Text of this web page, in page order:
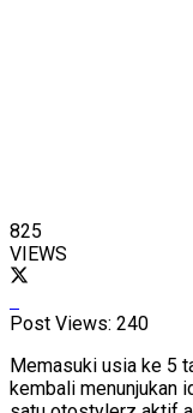
825
VIEWS
Post Views: 240
Memasuki usia ke 5
kembali menunjukan